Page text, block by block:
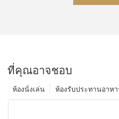
ที่คุณอาจชอบ
ห้องรับประทานอาหา
ห้องนั่งเล่น